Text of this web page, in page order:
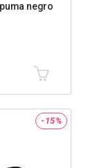
negro
-15%